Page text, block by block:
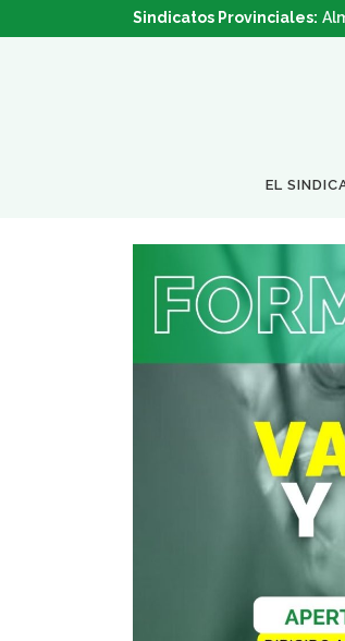
Sindicatos Provinciales:
EL